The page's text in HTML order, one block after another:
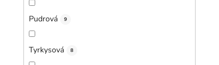
Pudrová 9
Tyrkysová 8